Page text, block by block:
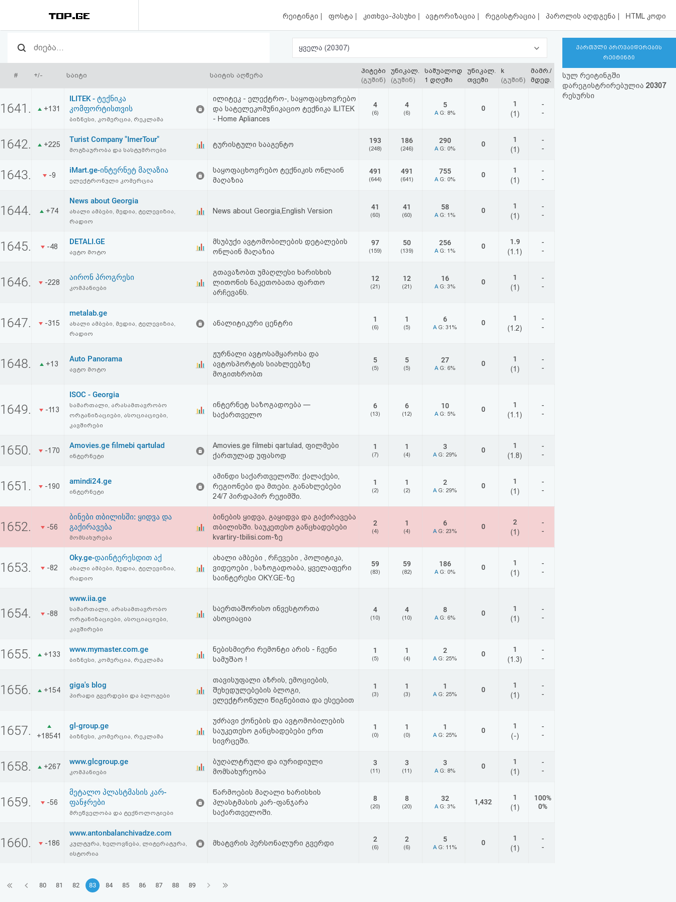
რეიტინგი | ფოსტა | კითხვა-პასუხი | ავტორიზაცია | რეგისტრაცია | პაროლის აღდგენა | HTML კოდი
რეიტინგი
(მთავარი)
ფოსტა
კითხვა-
პაროლის
კოდი
შეთანხმება
პასუხისმგებლობის
ყველა (20307)
# +/- საიტი საიტის აღწერა
ჰიტები
(გუშინ)
უნიკალ.
(გუშინ)
საშუალოდ
1 დღეში
უნიკალ.
თვეში
k
(გუშინ)
მამრ./
მდედ.
1641. +131
ILITEK - ტექნიკა
კომფორტისთვის
ბიზნესი, კომერცია, რეკლამა
ილიტეკ - ელექტრო-, საყოფაცხოვრებო
და სატელეკომუნიკაციო ტექნიკა ILITEK
- Home Apliances
4
(6)
4
(6)
5
A G: 8%
0
1
(1)
-
-
1642. +225
Turist Company "ImerTour"
მოგზაურობა და სასტუმროები
ტურისტული სააგენტო 193
(248)
186
(246)
290
A G: 0%
0
1
(1)
-
-
1643. -9
iMart.ge-ინტერნეტ მაღაზია
ელექტრონული კომერცია
საყოფაცხოვრებო ტექნიკის ონლაინ
მაღაზია
491
(644)
491
(641)
755
A G: 0%
0
1
(1)
-
-
1644. +74
News about Georgia
ახალი ამბები, მედია, ტელევიზია,
რადიო
News about Georgia,English Version 41
(60)
41
(60)
58
A G: 1%
0
1
(1)
-
-
1645. -48
DETALI.GE
ავტო მოტო
მსუბუქი ავტომობილების დეტალების
ონლაინ მაღაზია
97
(159)
50
(139)
256
A G: 1%
0
1.9
(1.1)
-
-
1646. -228
აირონ პროგრესი
კომპანიები
გთავაზობთ უმაღლესი ხარისხის
ლითონის ნაკეთობათა ფართო
არჩევანს.
12
(21)
12
(21)
16
A G: 3%
0
1
(1)
-
-
1647. -315
metalab.ge
ახალი ამბები, მედია, ტელევიზია,
რადიო
ანალიტიკური ცენტრი 1
(6)
1
(5)
6
A G: 31%
0
1
(1.2)
-
-
1648. +13
Auto Panorama
ავტო მოტო
ჟურნალი ავტოსამყაროსა და
ავტოსპორტის სიახლეებზე
მოგითხრობთ
5
(5)
5
(5)
27
A G: 6%
0
1
(1)
-
-
1649. -113
ISOC - Georgia
სამართალი, არასამთავრობო
ორგანიზაციები, ასოციაციები,
კავშირები
ინტერნეტ საზოგადოება —
საქართველო
6
(13)
6
(12)
10
A G: 5%
0
1
(1.1)
-
-
1650. -170
Amovies.ge filmebi qartulad
ინტერნეტი
Amovies.ge filmebi qartulad, ფილმები
ქართულად უფასოდ
1
(7)
1
(4)
3
A G: 29%
0
1
(1.8)
-
-
1651. -190
amindi24.ge
ინტერნეტი
ამინდი საქართველოში: ქალაქები,
რეგიონები და მთები. განახლებები
24/7 პირდაპირ რეჟიმში.
1
(2)
1
(2)
2
A G: 29%
0
1
(1)
-
-
1652. -56
ბინები თბილისში: ყიდვა და
გაქირავება
მომსახურება
ბინების ყიდვა, გაყიდვა და გაქირავება
თბილისში. საუკეთესო განცხადებები
kvartiry-tbilisi.com-ზე
2
(4)
1
(4)
6
A G: 23%
0
2
(1)
-
-
1653. -82
Oky.ge-დაინტერესდით აქ
ახალი ამბები, მედია, ტელევიზია,
რადიო
ახალი ამბები , რჩევები , პოლიტიკა,
ვიდეოები , საზოგადოაბა, ყველაფერი
საინტერესი OKY.GE-ზე
59
(83)
59
(82)
186
A G: 0%
0
1
(1)
-
-
1654. -88
www.iia.ge
სამართალი, არასამთავრობო
ორგანიზაციები, ასოციაციები,
კავშირები
საერთაშორისო ინვესტორთა
ასოციაცია
4
(10)
4
(10)
8
A G: 6%
0
1
(1)
-
-
1655. +133
www.mymaster.com.ge
ბიზნესი, კომერცია, რეკლამა
ნებისმიერი რემონტი არის - ჩვენი
სამუშაო !
1
(5)
1
(4)
2
A G: 25%
0
1
(1.3)
-
-
1656. +154
giga's blog
პირადი გვერდები და ბლოგები
თავისუფალი აზრის, ემოციების,
შეხედულებების ბლოგი,
ელექტრონული წიგნებითა და ესეებით
1
(3)
1
(3)
1
A G: 25%
0
1
(1)
-
-
1657. +18541
gl-group.ge
ბიზნესი, კომერცია, რეკლამა
უძრავი ქონების და ავტომობილების
საუკეთესო განცხადებები ერთ
სივრცეში.
1
(0)
1
(0)
1
A G: 25%
0
1
(-)
-
-
1658. +267
www.glcgroup.ge
კომპანიები
ბუღალტრული და იურიდიული
მომსახურეობა
3
(11)
3
(11)
3
A G: 8%
0
1
(1)
-
-
1659. -56
მეტალო პლასტმასის კარ-
ფანჯრები
მრეწველობა და ტექნოლოგიები
წარმოების მაღალი ხარისხის
პლასტმასის კარ-ფანჯარა
საქართველოში.
8
(20)
8
(20)
32
A G: 3%
1,432
1
(1)
100%
0%
1660. -186
www.antonbalanchivadze.com
კულტურა, ხელოვნება, ლიტერატურა,
ისტორია
მხატვრის პერსონალური გვერდი 2
(6)
2
(6)
5
A G: 11%
0
1
(1)
-
-
80 81 82 83 84 85 86 87 88 89
ქართული პროვაიდერების
რეიტინგი
სულ რეიტინგში
დარეგისტრირებულია 20307
რესურსი